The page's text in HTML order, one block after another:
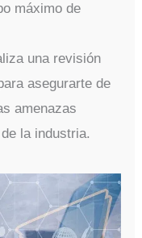
máximo de
una revisión
asegurarte de
amenazas
la industria.